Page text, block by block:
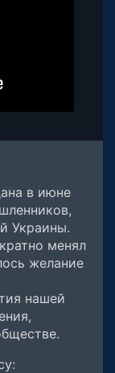
в июне
Украины.
менял
желание
нашей